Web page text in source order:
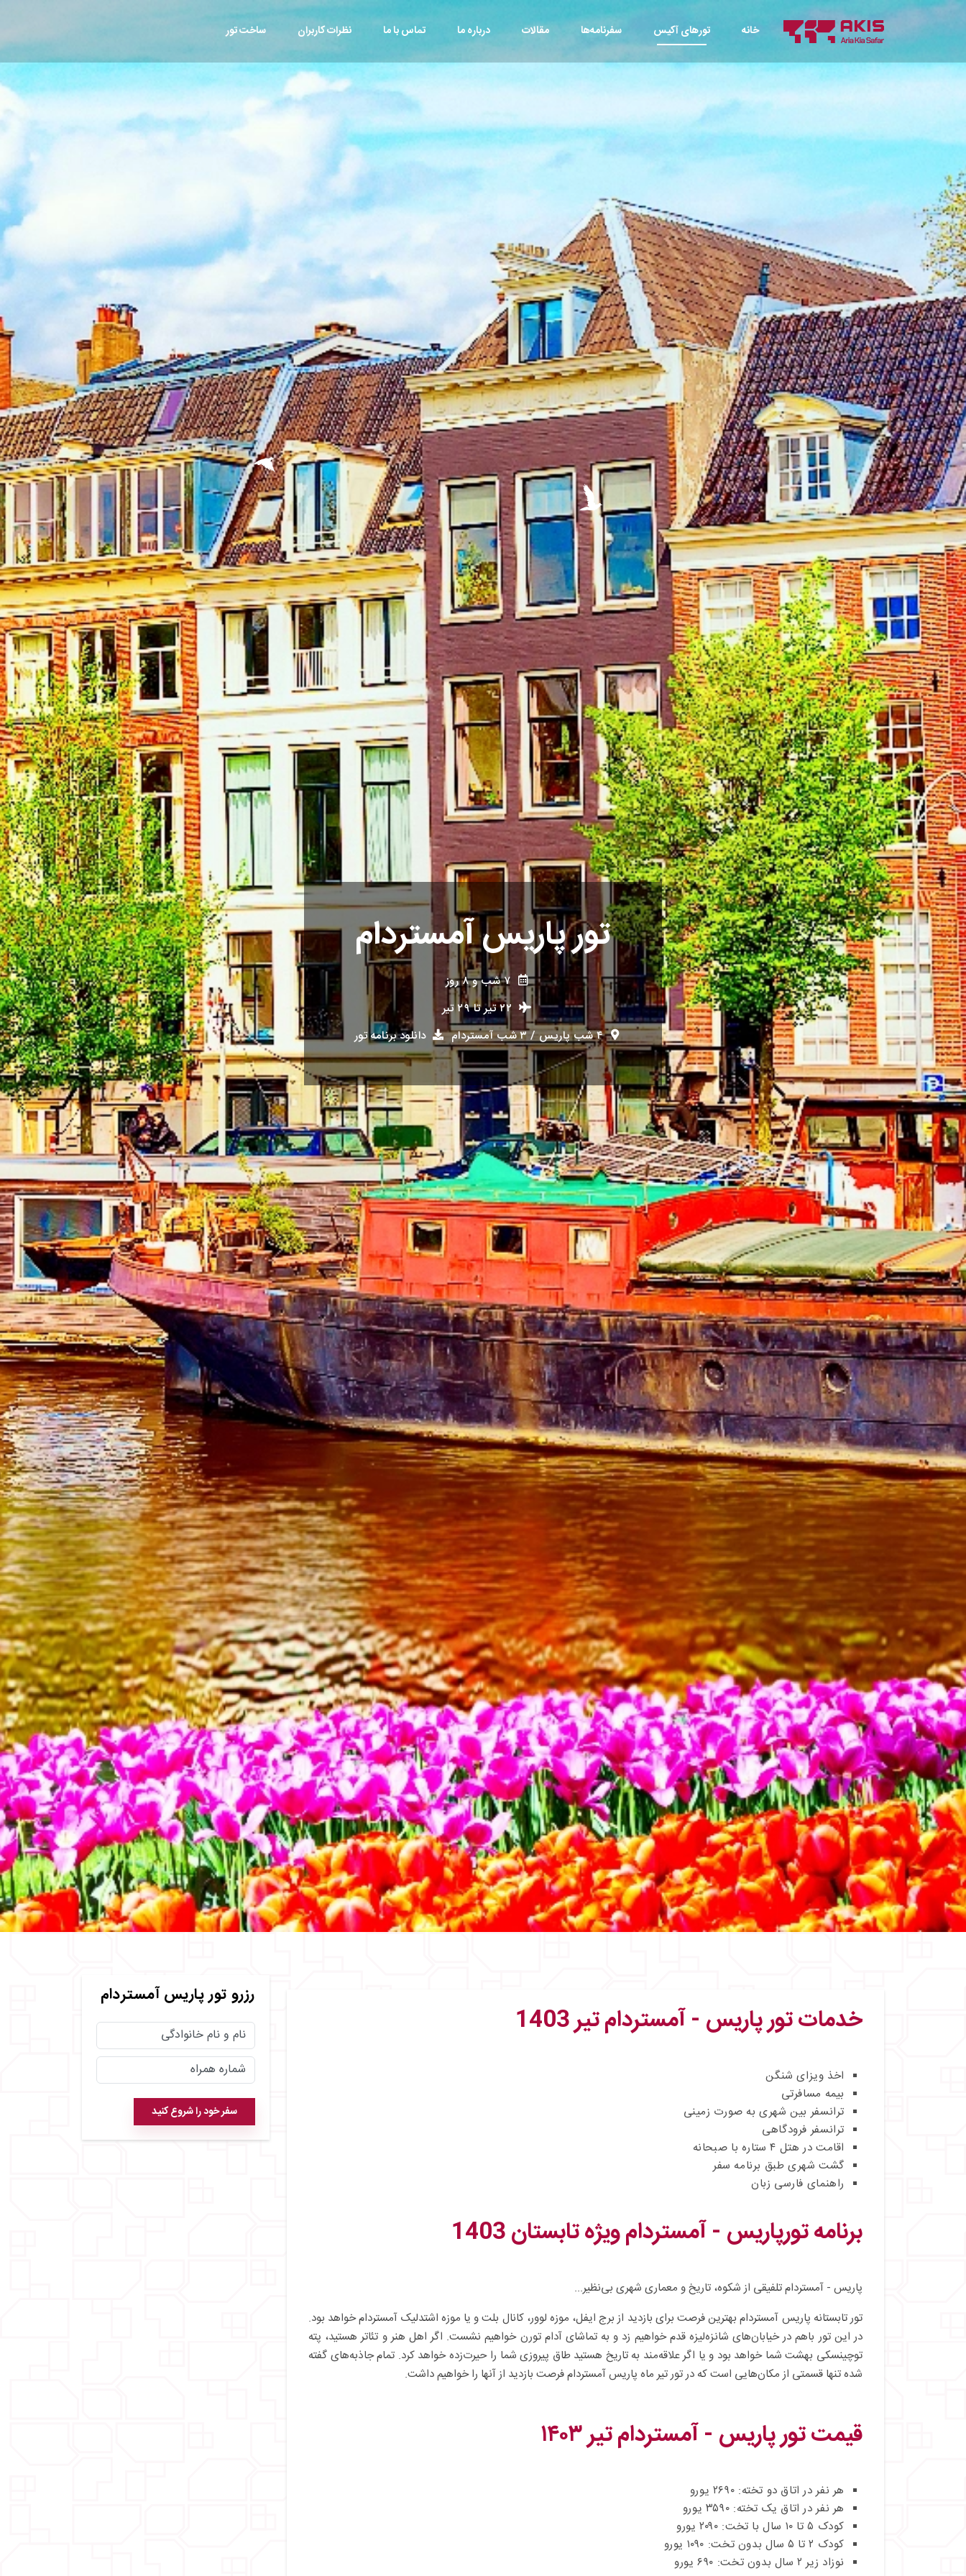
خانه تورهای آکیس سفرنامه‌ها مقالات درباره ما تماس با ما نظرات کاربران ساخت تور
تور پاریس آمستردام
۷ شب و ۸ روز
۲۲ تیر
تا۲۹ تیر
۴ شب پاریس / ۳ شب آمستردام
دانلود برنامه تور
رزرو تور پاریس آمستردام
سفر خود را شروع کنید
خدمات تور پاریس - آمستردام تیر 1403
اخذ ویزای شنگن
بیمه مسافرتی
ترانسفر بین شهری به صورت زمینی
ترانسفر فرودگاهی
اقامت در هتل ۴ ستاره با صبحانه
گشت شهری طبق برنامه سفر
راهنمای فارسی‌ زبان
برنامه تورپاریس - آمستردام ویژه تابستان 1403
پاریس - آمستردام تلفیقی از شکوه، تاریخ و معماری شهری بی‌نظیر...
تور تابستانه پاریس آمستردام بهترین فرصت برای بازدید از برج ایفل، موزه لوور، کانال بلت و یا موزه اشتدلیک آمستردام خواهد بود.
در این تور باهم در خیابان‌های شانزه‌لیزه قدم خواهیم زد و به تماشای آدام تورن خواهیم نشست. اگر اهل هنر و تئاتر هستید، پته
توچینسکی بهشت شما خواهد بود و یا اگر علاقه‌مند به تاریخ هستید طاق پیروزی شما را حیرت‌زده خواهد کرد. تمام جاذبه‌های گفته
شده تنها قسمتی از مکان‌هایی است که در تور تیر ماه پاریس آمستردام فرصت بازدید از آنها را خواهیم داشت.
قیمت تورپاریس - آمستردامتیر ۱۴۰۳
هر نفر در اتاق دو تخته: ۲۶۹۰ یورو
هر نفر در اتاق یک تخته: ۳۵۹۰ یورو
کودک ۵ تا ۱۰ سال با تخت: ۲۰۹۰ یورو
کودک ۲ تا ۵ سال بدون تخت: ۱۰۹۰ یورو
نوزاد زیر ۲ سال بدون تخت: ۶۹۰ یورو